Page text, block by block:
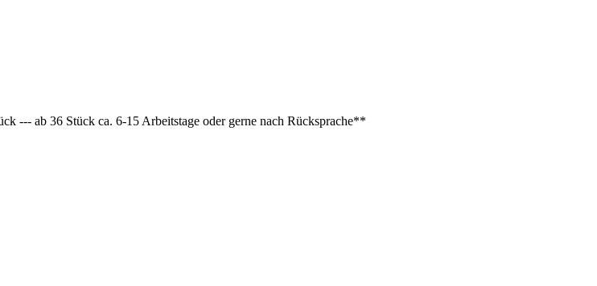
--- ab 36 Stück ca. 6-15 Arbeitstage oder gerne nach Rücksprache**